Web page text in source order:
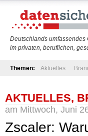
Deutschlands
im privaten, beruflichen,
Themen: Aktuelles
AKTUELLES,
am Mittwoch, Juni
Zscaler: